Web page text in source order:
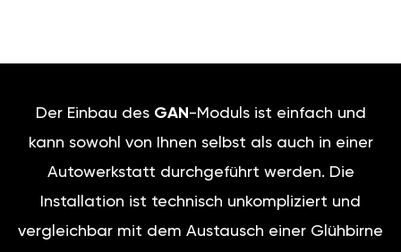
Der Einbau des GAN -Moduls ist einfach und
kann sowohl von Ihnen selbst als auch in einer
Autowerkstatt durchgeführt werden. Die
Installation ist technisch unkompliziert und
vergleichbar mit dem Austausch einer Glühbirne